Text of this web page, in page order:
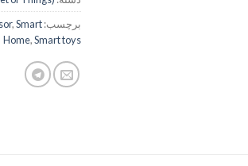
برچسب:
,Smart
Home,Smart toys